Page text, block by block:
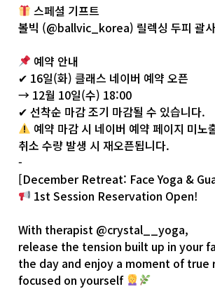
스페셜 기프트
볼빅 (@ballvic_korea) 릴렉싱 두피 괄
예약 안내
✔ 16일(화) 클래스 네이버 예약 오픈
→ 12월 10일(수) 18:00
✔ 선착순 마감 조기 마감될 수 있습니다.
예약 마감 시 네이버 예약 페이지 미노
취소 수량 발생 시 재오픈됩니다.
-
[December Retreat: Face Yoga &
1st Session Reservation Open!
With therapist @crystal__yoga,
release the tension built up in your
the day and enjoy a moment of true
focused on yourself